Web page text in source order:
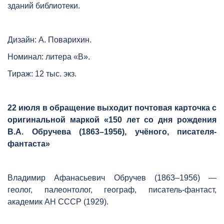
зданий библиотеки.
Дизайн: А. Поварихин.
Номинал: литера «В».
Тираж: 12 тыс. экз.
22 июля в обращение выходит почтовая карточка с
оригинальной маркой «150 лет со дня рождения
В.А. Обручева (1863–1956), учёного, писателя-
фантаста»
Владимир Афанасьевич Обручев (1863–1956) ―
геолог, палеонтолог, географ, писатель-фантаст,
академик АН СССР (1929).